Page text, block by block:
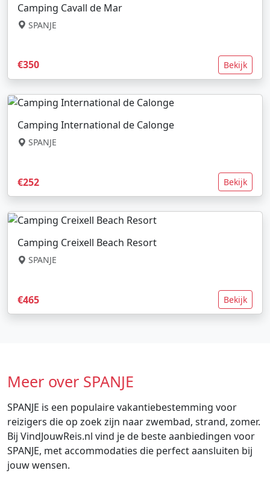
Camping Cavall de Mar
SPANJE
€350 Bekijk
Camping International de Calonge
SPANJE
€252 Bekijk
Camping Creixell Beach Resort
SPANJE
€465 Bekijk
Meer over SPANJE
SPANJE is een populaire vakantiebestemming voor
reizigers die op zoek zijn naar zwembad, strand, zomer.
Bij VindJouwReis.nl vind je de beste aanbiedingen voor
SPANJE, met accommodaties die perfect aansluiten bij
jouw wensen.